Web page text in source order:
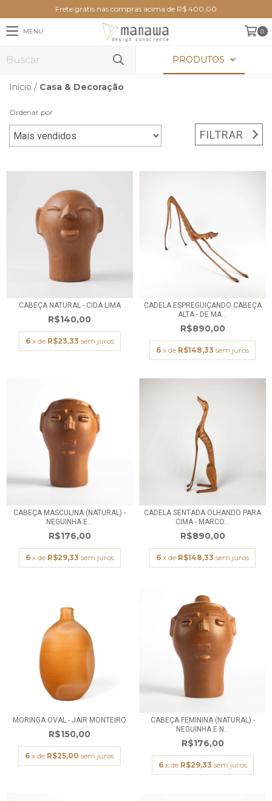
Frete grátis nas compras acima de R$ 400,00
MENU 0
PRODUTOS
Início / Casa & Decoração
Ordenar por
FILTRAR
CABEÇA NATURAL - CIDA LIMA
R$140,00
6 x de R$23,33 sem juros
CADELA ESPREGUIÇANDO CABEÇA
ALTA - DE MA...
R$890,00
6 x de R$148,33 sem juros
CABEÇA MASCULINA (NATURAL) -
NEGUINHA E...
R$176,00
6 x de R$29,33 sem juros
CADELA SENTADA OLHANDO PARA
CIMA - MARCO...
R$890,00
6 x de R$148,33 sem juros
MORINGA OVAL - JAIR MONTEIRO
R$150,00
6 x de R$25,00 sem juros
CABEÇA FEMININA (NATURAL) -
NEGUINHA E N...
R$176,00
6 x de R$29,33 sem juros